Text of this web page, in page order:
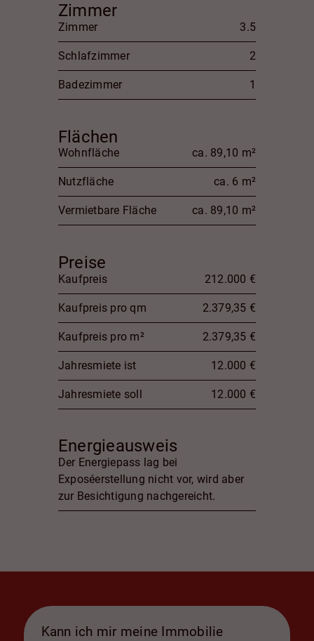
Zimmer
Zimmer 3.5
Schlafzimmer 2
Badezimmer 1
Flächen
Wohnfläche ca. 89,10 m²
Nutzfläche ca. 6 m²
Vermietbare Fläche ca. 89,10 m²
Preise
Kaufpreis 212.000 €
Kaufpreis pro qm 2.379,35 €
Kaufpreis pro m² 2.379,35 €
Jahresmiete ist 12.000 €
Jahresmiete soll 12.000 €
Energieausweis
Der Energiepass lag bei
Exposéerstellung nicht vor, wird aber
zur Besichtigung nachgereicht.
Kann ich mir meine Immobilie